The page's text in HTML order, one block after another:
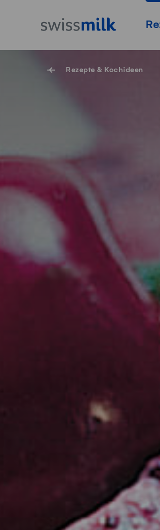
Startseite
Rezepte & Kochideen